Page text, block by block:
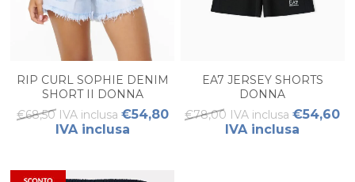
RIP CURL SOPHIE DENIM
SHORT II DONNA
€68,50 IVA inclusa €54,80
IVA inclusa
EA7 JERSEY SHORTS
DONNA
€78,00 IVA inclusa €54,60
IVA inclusa